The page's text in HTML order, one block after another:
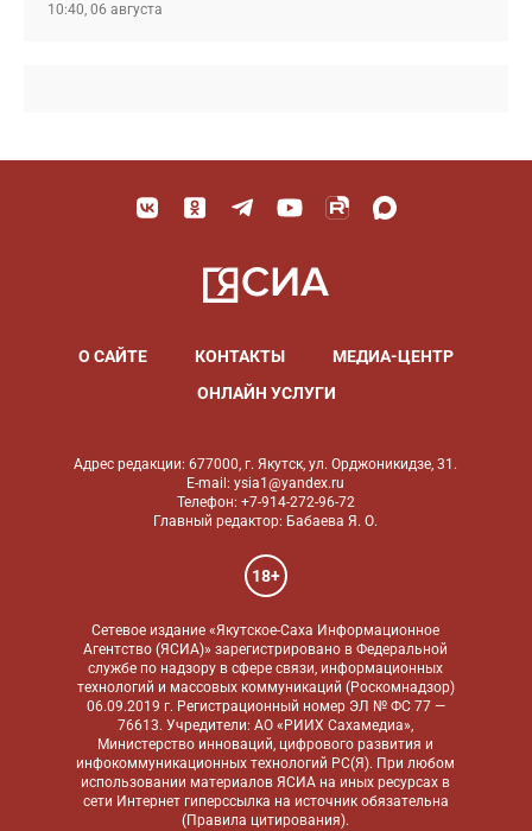
10:40, 06 августа
О САЙТЕ КОНТАКТЫ
МЕДИА-ЦЕНТР
ОНЛАЙН УСЛУГИ
Адрес редакции: 677000, г. Якутск, ул. Орджоникидзе, 31.
E-mail: ysia1@yandex.ru
Телефон: +7-914-272-96-72
Главный редактор: Бабаева Я. О.
18+
Сетевое издание «Якутское-Саха Информационное
Агентство (ЯСИА)» зарегистрировано в Федеральной
службе по надзору в сфере связи, информационных
технологий и массовых коммуникаций (Роскомнадзор)
06.09.2019 г. Регистрационный номер ЭЛ № ФС 77 —
76613. Учредители: АО «РИИХ Сахамедиа»,
Министерство инноваций, цифрового развития и
инфокоммуникационных технологий РС(Я). При любом
использовании материалов ЯСИА на иных ресурсах в
сети Интернет гиперссылка на источник обязательна
(Правила цитирования).